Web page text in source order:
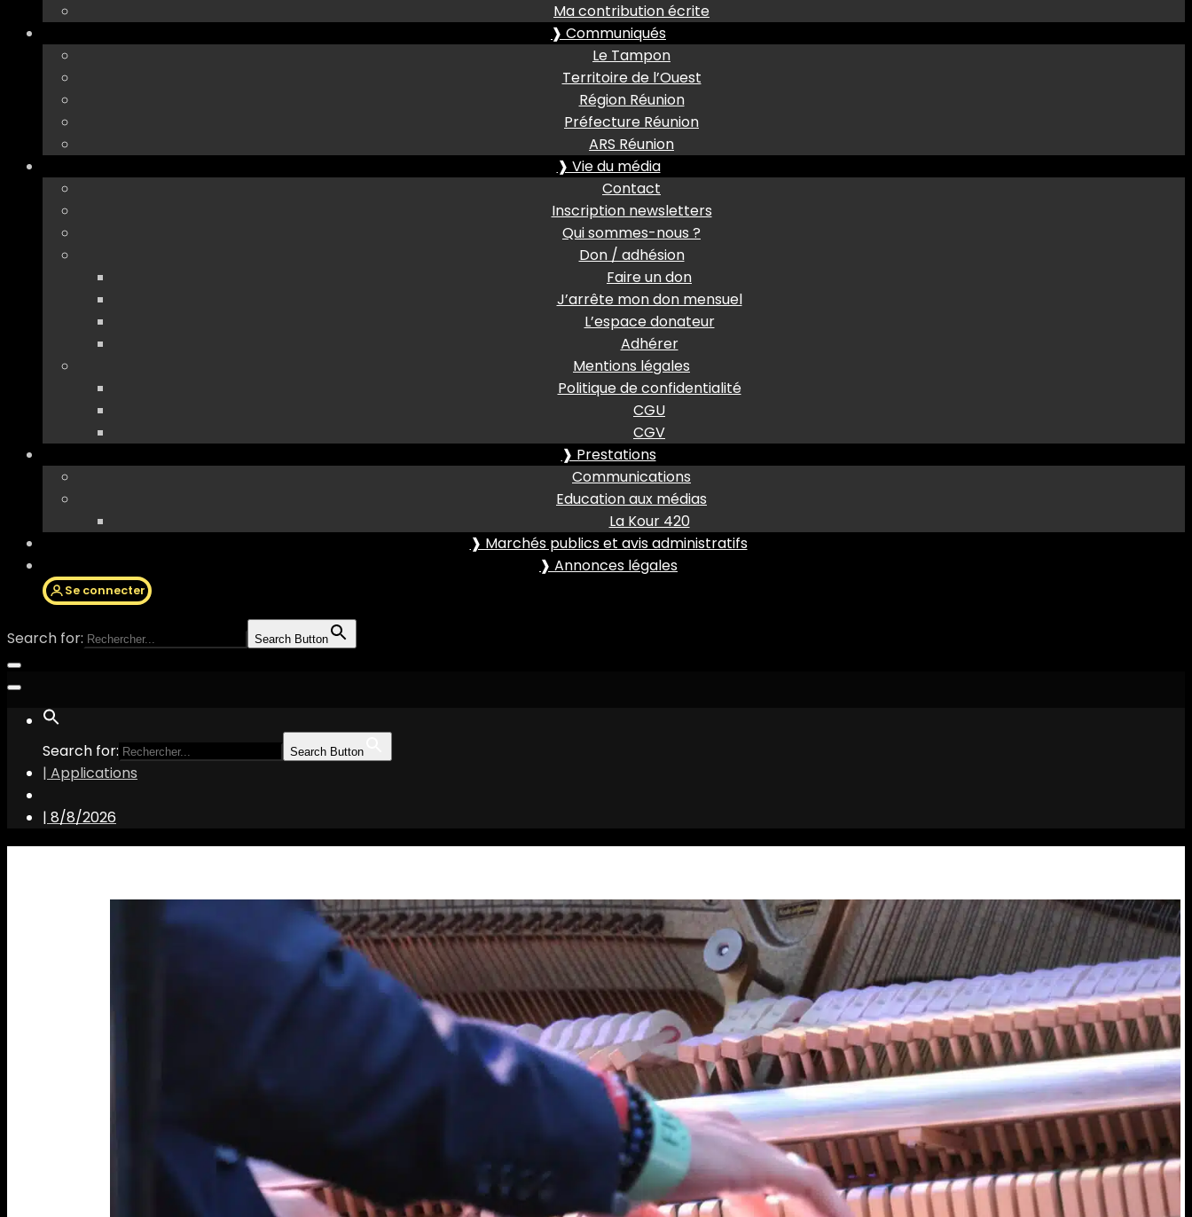
Ma contribution écrite
❱ Communiqués
Le Tampon
Territoire de l’Ouest
Région Réunion
Préfecture Réunion
ARS Réunion
❱ Vie du média
Contact
Inscription newsletters
Qui sommes-nous ?
Don / adhésion
Faire un don
J’arrête mon don mensuel
L’espace donateur
Adhérer
Mentions légales
Politique de confidentialité
CGU
CGV
❱ Prestations
Communications
Education aux médias
La Kour 420
❱ Marchés publics et avis administratifs
❱ Annonces légales
Se connecter
Search for: Search Button
Search for: Search Button
| Applications
| 8/8/2026